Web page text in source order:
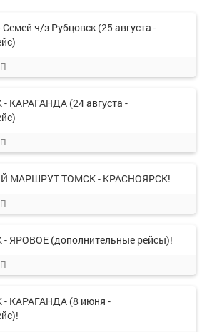
ч/з Рубцовск (25 августа -
(24 августа -
МАРШРУТ ТОМСК - КРАСНОЯРСК!
(дополнительные рейсы)!
КАРАГАНДА (8 июня -